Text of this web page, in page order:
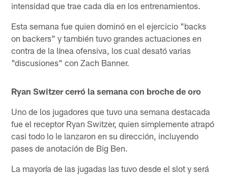
intensidad que trae cada día en los entrenamientos.
Esta semana fue quien dominó en el ejercicio "backs
on backers" y también tuvo grandes actuaciones en
contra de la línea ofensiva, los cual desató varias
"discusiones" con Zach Banner.
Ryan Switzer cerró la semana con broche de oro
Uno de los jugadores que tuvo una semana destacada
fue el receptor Ryan Switzer, quien simplemente atrapó
casi todo lo le lanzaron en su dirección, incluyendo
pases de anotación de Big Ben.
La mayoría de las jugadas las tuvo desde el slot y será